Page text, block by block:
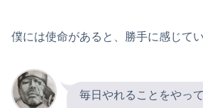
僕には使命があると、勝手に感じて
毎日やれることをやっ